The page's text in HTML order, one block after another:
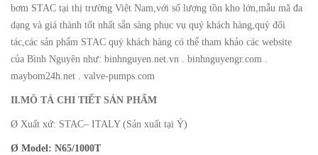
bơm STAC tại thị trường Việt Nam,với số lượng tồn kho lớn,mẫu mã đa
dạng và giá thành tốt nhất sẵn sàng phục vụ quý khách hàng,quý đối
tác,các sản phẩm STAC quý khách hàng có thể tham khảo các website
của Bình Nguyên như: binhnguyen.net.vn . binhnguyengr.com .
maybom24h.net . valve-pumps.com
II.MÔ TẢ CHI TIẾT SẢN PHẨM
Ø Xuất xứ: STAC– ITALY (Sản xuất tại Ý)
Ø Model: N65/1000T